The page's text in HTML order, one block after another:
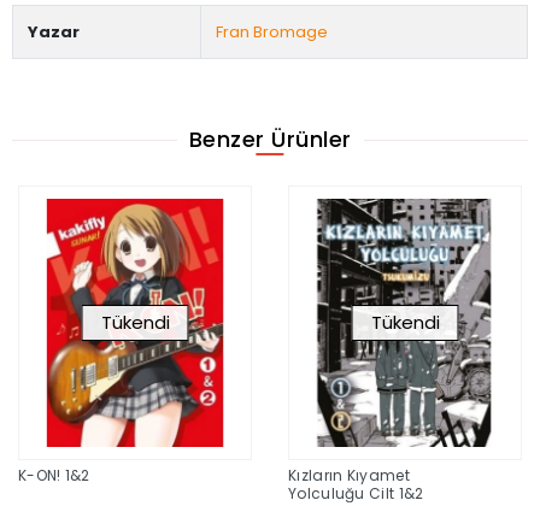
Yazar Fran Bromage
Benzer Ürünler
Tükendi
K-ON! 1&2
Tükendi
Kızların Kıyamet
Yolculuğu Cilt 1&2